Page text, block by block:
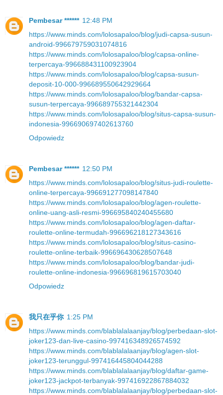
Pembesar ****** 12:48 PM
https://www.minds.com/lolosapaloo/blog/judi-capsa-susun-
android-996679759031074816
https://www.minds.com/lolosapaloo/blog/capsa-online-
terpercaya-996688431100923904
https://www.minds.com/lolosapaloo/blog/capsa-susun-
deposit-10-000-996689550642929664
https://www.minds.com/lolosapaloo/blog/bandar-capsa-
susun-terpercaya-996689755321442304
https://www.minds.com/lolosapaloo/blog/situs-capsa-susun-
indonesia-996690697402613760
Odpowiedz
Pembesar ****** 12:50 PM
https://www.minds.com/lolosapaloo/blog/situs-judi-roulette-
online-terpercaya-996691277098147840
https://www.minds.com/lolosapaloo/blog/agen-roulette-
online-uang-asli-resmi-996695840240455680
https://www.minds.com/lolosapaloo/blog/agen-daftar-
roulette-online-termudah-996696218127343616
https://www.minds.com/lolosapaloo/blog/situs-casino-
roulette-online-terbaik-996696430628507648
https://www.minds.com/lolosapaloo/blog/bandar-judi-
roulette-online-indonesia-996696819615703040
Odpowiedz
我只在乎你 1:25 PM
https://www.minds.com/blablalalaanjay/blog/perbedaan-slot-
joker123-dan-live-casino-997416348926574592
https://www.minds.com/blablalalaanjay/blog/agen-slot-
joker123-terunggul-997416445804044288
https://www.minds.com/blablalalaanjay/blog/daftar-game-
joker123-jackpot-terbanyak-997416922867884032
https://www.minds.com/blablalalaanjay/blog/perbedaan-slot-